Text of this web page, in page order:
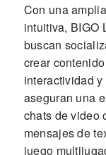
Con una
intuitiva, BIGO
buscan
crear
interactividad
aseguran una
chats de video
mensajes de
juego